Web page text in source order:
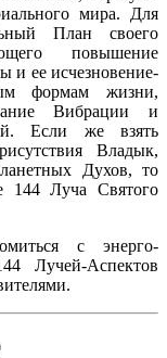
мира. Для
План своего
повышение
и ее исчезновение-
формам жизни,
Вибрации и
Если же взять
Владык,
Духов, то
144 Луча Святого
с энерго-
Лучей-Аспектов